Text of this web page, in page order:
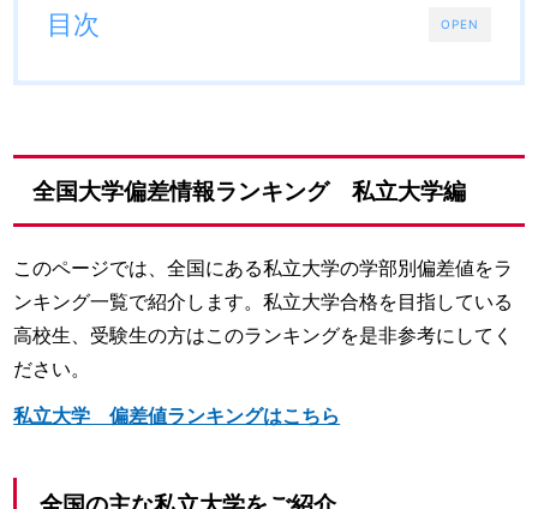
OPEN
目次
全国大学偏差情報ランキング 私立大学編
このページでは、全国にある私立大学の学部別偏差値をラ
ンキング一覧で紹介します。私立大学合格を目指している
高校生、受験生の方はこのランキングを是非参考にしてく
ださい。
私立大学 偏差値ランキングはこちら